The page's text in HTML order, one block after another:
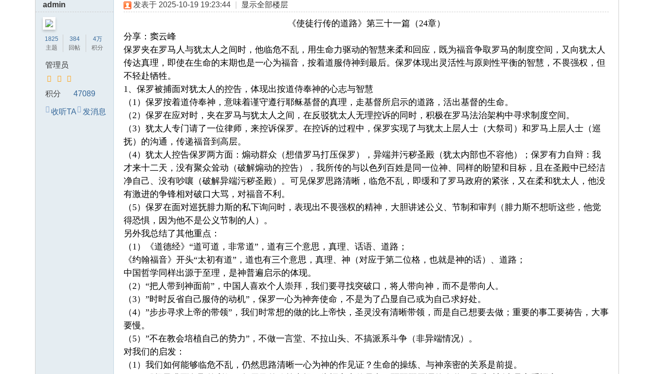
坛
admin
1825
主题
384
回帖
4万
积分
管理员
积分 47089
收听TA 发消息
发表于 2025-10-19 19:23:44 显示全部楼层
《使徒行传的道路》第三十一篇（24章）
分享：窦云峰
保罗夹在罗马人与犹太人之间时，他临危不乱，用生命力驱动的智慧来柔和回应，既为福音争取罗马的制度空间，又向犹太人
传达真理，即使在生命的末期也是一心为福音，按着道服侍神到最后。保罗体现出灵活性与原则性平衡的智慧，不畏强权，但
不轻赴牺牲。
1、保罗被捕面对犹太人的控告，体现出按道侍奉神的心志与智慧
（1）保罗按着道侍奉神，意味着谨守遵行耶稣基督的真理，走基督所启示的道路，活出基督的生命。
（2）保罗在应对时，夹在罗马与犹太人之间，在反驳犹太人无理控诉的同时，积极在罗马法治架构中寻求制度空间。
（3）犹太人专门请了一位律师，来控诉保罗。在控诉的过程中，保罗实现了与犹太上层人士（大祭司）和罗马上层人士（巡
抚）的沟通，传递福音到高层。
（4）犹太人控告保罗两方面：煽动群众（想借罗马打压保罗），异端并污秽圣殿（犹太内部也不容他）；保罗有力自辩：我
才来十二天，没有聚众耸动（破解煽动的控告），我所传的与以色列百姓是同一位神、同样的盼望和目标，且在圣殿中已经洁
净自己、没有吵嚷（破解异端污秽圣殿）。可见保罗思路清晰，临危不乱，即缓和了罗马政府的紧张，又在柔和犹太人，他没
有激进的争锋相对破口大骂，对福音不利。
（5）保罗在面对巡抚腓力斯的私下询问时，表现出不畏强权的精神，大胆讲述公义、节制和审判（腓力斯不想听这些，他觉
得恐惧，因为他不是公义节制的人）。
另外我总结了其他重点：
（1）《道德经》“道可道，非常道”，道有三个意思，真理、话语、道路；
《约翰福音》开头“太初有道”，道也有三个意思，真理、神（对应于第二位格，也就是神的话）、道路；
中国哲学同样出源于至理，是神普遍启示的体现。
（2）“把人带到神面前”，中国人喜欢个人崇拜，我们要寻找突破口，将人带向神，而不是带向人。
（3）”时时反省自己服侍的动机”，保罗一心为神奔使命，不是为了凸显自己或为自己求好处。
（4）”步步寻求上帝的带领”，我们时常想的做的比上帝快，圣灵没有清晰带领，而是自己想要去做；重要的事工要祷告，大事
要慢。
（5）”不在教会培植自己的势力”，不做一言堂、不拉山头、不搞派系斗争（非异端情况）。
对我们的启发：
（1）我们如何能够临危不乱，仍然思路清晰一心为神的作见证？生命的操练、与神亲密的关系是前提。